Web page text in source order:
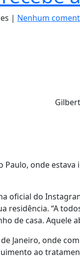
| Nenhum
Paulo, onde
oficial do
residência. “A
de casa. Aquele
Janeiro, onde
ao